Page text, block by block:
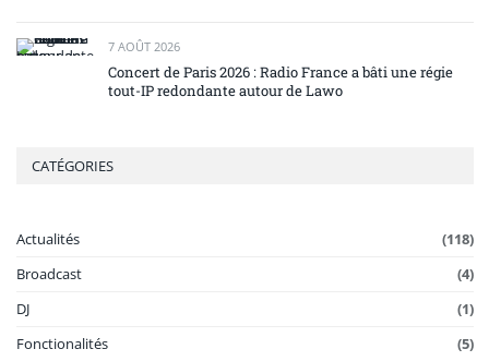
7 AOÛT 2026
Concert de Paris 2026 : Radio France a bâti une régie
tout-IP redondante autour de Lawo
CATÉGORIES
Actualités
(118)
Broadcast
(4)
DJ
(1)
Fonctionalités
(5)